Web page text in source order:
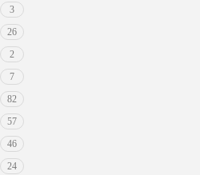
3
26
2
7
82
57
46
24